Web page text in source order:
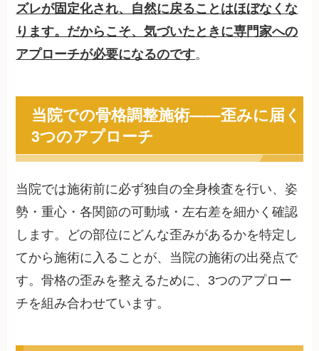
ズレが固定化され、自然に戻ることはほぼなくな
ります。だからこそ、気づいたときに専門家への
アプローチが必要になるのです。
当院での骨格調整施術——歪みに届く
3つのアプローチ
当院では施術前に必ず独自の全身検査を行い、姿
勢・重心・各関節の可動域・左右差を細かく確認
します。どの部位にどんな歪みがあるかを特定し
てから施術に入ることが、当院の施術の出発点で
す。骨格の歪みを整えるために、3つのアプロー
チを組み合わせています。